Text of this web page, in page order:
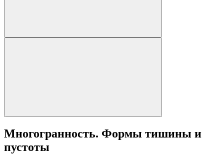
Многогранность. Формы тишины и
пустоты